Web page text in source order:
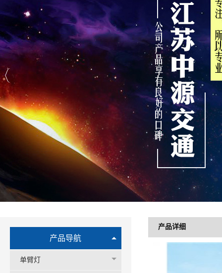
产品导航
单臂灯
产品详细